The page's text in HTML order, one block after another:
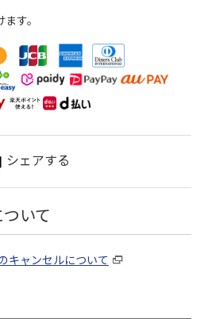
す。
シェアする
いて
キャンセルについて